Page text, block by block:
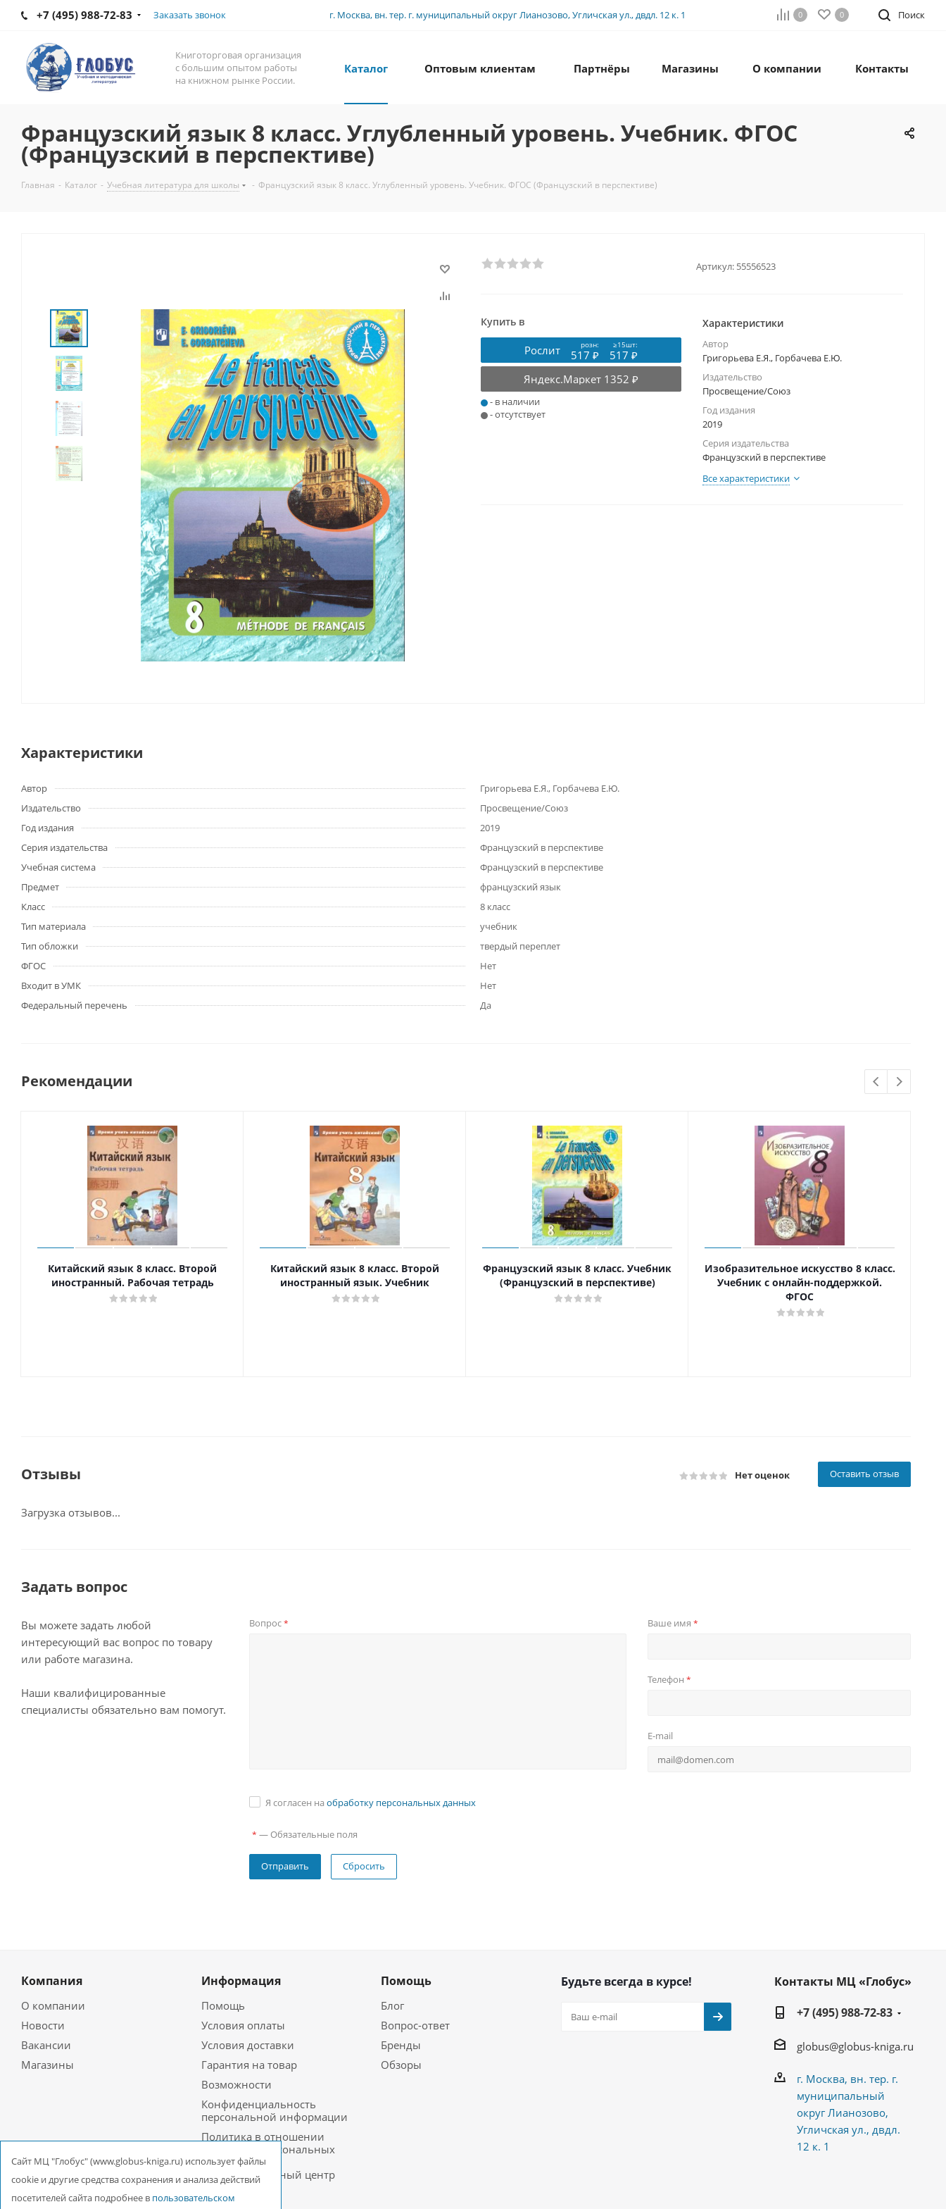
+7 (495) 988-72-83 Заказать звонок г. Москва, вн. тер. г. муниципальный округ Лианозово, Угличская ул., двдл. 12 к. 1 Поиск
0 0
Книготорговая организация
с большим опытом работы
на книжном рынке России.
Каталог Оптовым клиентам Партнёры Магазины О компании Контакты
Французский язык 8 класс. Углубленный уровень. Учебник. ФГОС
(Французский в перспективе)
Главная - Каталог - Учебная литература для школы - Французский язык 8 класс. Углубленный уровень. Учебник. ФГОС (Французский в перспективе)
Артикул: 55556523
Купить в
Рослит розн: ≥15шт:
517 ₽
517 ₽
Яндекс.Маркет 1352 ₽
- в наличии
- отсутствует
Характеристики
Автор
Григорьева Е.Я., Горбачева Е.Ю.
Издательство
Просвещение/Союз
Год издания
2019
Серия издательства
Французский в перспективе
Все характеристики
Характеристики
Автор
Григорьева Е.Я., Горбачева Е.Ю.
Издательство
Просвещение/Союз
Год издания
2019
Серия издательства
Французский в перспективе
Учебная система
Французский в перспективе
Предмет
французский язык
Класс
8 класс
Тип материала
учебник
Тип обложки
твердый переплет
ФГОС
Нет
Входит в УМК
Нет
Федеральный перечень
Да
Рекомендации
Китайский язык 8 класс. Второй
иностранный. Рабочая тетрадь
Китайский язык 8 класс. Второй
иностранный язык. Учебник
Французский язык 8 класс. Учебник
(Французский в перспективе)
Изобразительное искусство 8 класс.
Учебник с онлайн-поддержкой.
ФГОС
Отзывы Нет оценок Оставить отзыв
Загрузка отзывов...
Задать вопрос
Вы можете задать любой
интересующий вас вопрос по товару
или работе магазина.
Наши квалифицированные
специалисты обязательно вам помогут.
Вопрос* Ваше имя *
Телефон *
E-mail
Я согласен на обработку персональных данных
* — Обязательные поля
Сбросить
Компания
О компании
Новости
Вакансии
Магазины
Информация
Помощь
Условия оплаты
Условия доставки
Гарантия на товар
Возможности
Конфиденциальность
персональной информации
Политика в отношении
обработки персональных
данных в ООО
Межрегиональный центр
«Глобус»
Помощь
Блог
Вопрос-ответ
Бренды
Обзоры
Будьте всегда в курсе!
Контакты МЦ «Глобус»
+7 (495) 988-72-83
globus@globus-kniga.ru
г. Москва, вн. тер. г.
муниципальный
округ Лианозово,
Угличская ул., двдл.
12 к. 1
Cайт МЦ "Глобус" (www.globus-kniga.ru) использует файлы
cookie и другие средства сохранения и анализа действий
посетителей сайта подробнее в пользовательском